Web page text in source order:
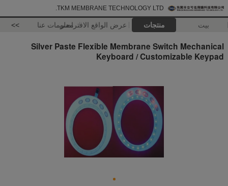
TKM MEMBRANE TECHNOLOGY LTD.
بيت منتجات عرض الواقع الافتراضيمعلومات عنا >>
Silver Paste Flexible Membrane Switch Mechanical
Keyboard / Customizable Keypad